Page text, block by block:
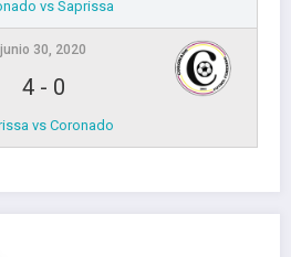
vs Saprissa
junio 30, 2020
4- 0
vs Coronado